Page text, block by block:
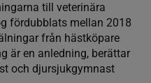
till veterinära
fördubblats mellan 2018
från hästköpare
är en anledning, berättar
och djursjukgymnast